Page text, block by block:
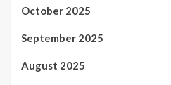
October 2025
September 2025
August 2025